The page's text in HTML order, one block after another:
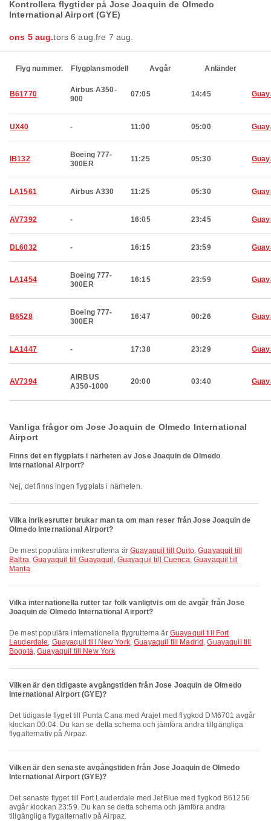
Kontrollera flygtider på Jose Joaquin de Olmedo
International Airport (GYE)
ons 5 aug.tors 6 aug. fre 7 aug.
Flyg nummer. Flygplansmodell Avgår Anländer
B61770
Airbus A350-
900
07:05 14:45
UX40 - 11:00 05:00
IB132
Boeing 777-
300ER
11:25 05:30
LA1561 Airbus A330 11:25 05:30
AV7392 - 16:05 23:45
DL6032 - 16:15 23:59
LA1454
Boeing 777-
300ER
16:15 23:59
B6528
Boeing 777-
300ER
16:47 00:26
LA1447 - 17:38 23:29
AV7394
AIRBUS
A350-1000
20:00 03:40
Vanliga frågor om Jose Joaquin de Olmedo International
Airport
Finns det en flygplats i närheten av Jose Joaquin de Olmedo
International Airport?
Nej, det finns ingen flygplats i närheten.
Vilka inrikesrutter brukar man ta om man reser från Jose Joaquin de
Olmedo International Airport?
De mest populära inrikesrutterna ärGuayaquil till Quito,Guayaquil till
Baltra,Guayaquil till Guayaquil , Guayaquil till Cuenca,Guayaquil till
Manta
Vilka internationella rutter tar folk vanligtvis om de avgår från Jose
Joaquin de Olmedo International Airport?
De mest populära internationella flygrutterna är Guayaquil till Fort
Lauderdale, Guayaquil till New York,Guayaquil till Madrid ,Guayaquil till
Bogotá,Guayaquil till New York
Vilken är den tidigaste avgångstiden från Jose Joaquin de Olmedo
International Airport (GYE)?
Det tidigaste flyget till Punta Cana med Arajet med flygkod DM6701 avgår
klockan 00:04. Du kan se detta schema och jämföra andra tillgängliga
flygalternativ på Airpaz.
Vilken är den senaste avgångstiden från Jose Joaquin de Olmedo
International Airport (GYE)?
Det senaste flyget till Fort Lauderdale med JetBlue med flygkod B61256
avgår klockan 23:59. Du kan se detta schema och jämföra andra
tillgängliga flygalternativ på Airpaz.